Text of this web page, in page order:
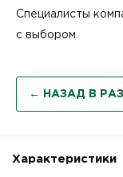
Специалисты
с выбором.
← НАЗАД В
Характеристики